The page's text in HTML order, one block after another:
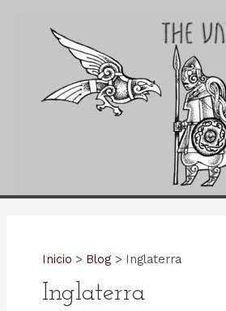
Inicio Blog Inglaterra
Inglaterra